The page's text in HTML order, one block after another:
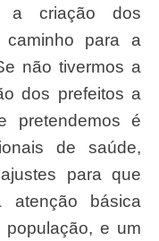
criação dos
para a
não tivermos a
dos prefeitos a
pretendemos é
de saúde,
para que
atenção básica
população, e um